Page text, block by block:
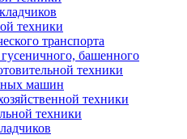
техники
транспорта
башенного
техники
машин
техники
техники